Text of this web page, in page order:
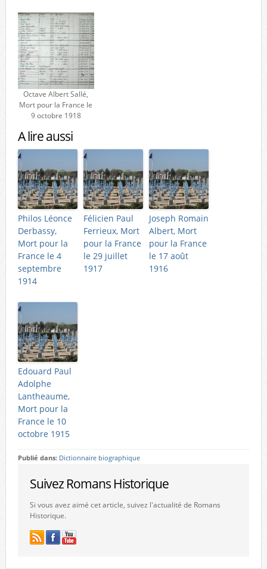
Octave Albert Sallé,
Mort pour la France le
9 octobre 1918
A lire aussi
Philos Léonce
Derbassy,
Mort pour la
France le 4
septembre
1914
Félicien Paul
Ferrieux, Mort
pour la France
le 29 juillet
1917
Joseph Romain
Albert, Mort
pour la France
le 17 août
1916
Edouard Paul
Adolphe
Lantheaume,
Mort pour la
France le 10
octobre 1915
Publié dans: Dictionnaire biographique
Suivez Romans Historique
Si vous avez aimé cet article, suivez l'actualité de Romans
Historique.